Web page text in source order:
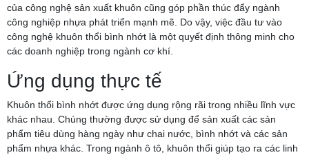
của công nghệ sản xuất khuôn cũng góp phần thúc đẩy ngành
công nghiệp nhựa phát triển mạnh mẽ. Do vậy, việc đầu tư vào
công nghệ khuôn thổi bình nhớt là một quyết định thông minh cho
các doanh nghiệp trong ngành cơ khí.
Ứng dụng thực tế
Khuôn thổi bình nhớt được ứng dụng rộng rãi trong nhiều lĩnh vực
khác nhau. Chúng thường được sử dụng để sản xuất các sản
phẩm tiêu dùng hàng ngày như chai nước, bình nhớt và các sản
phẩm nhựa khác. Trong ngành ô tô, khuôn thổi giúp tạo ra các linh